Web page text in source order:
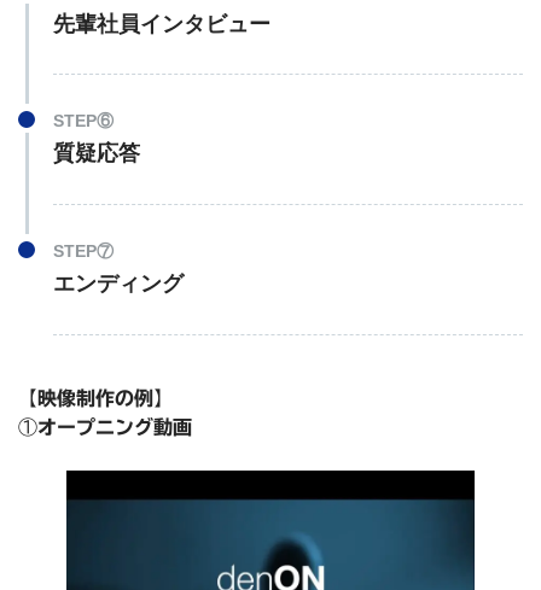
先輩社員インタビュー
STEP⑥
質疑応答
STEP⑦
エンディング
【 映像制作の例 】
①オープニング動画